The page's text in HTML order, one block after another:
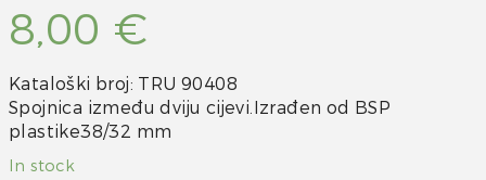
8,00 €
Kataloški broj: TRU 90408
Spojnica između dviju cijevi.Izrađen od BSP
plastike38/32 mm
In stock